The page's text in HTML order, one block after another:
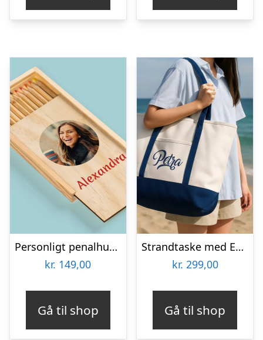
Personligt penalhus med foto & tekst
kr. 149,00
Gå til shop
Strandtaske med Eget Design
kr. 299,00
Gå til shop